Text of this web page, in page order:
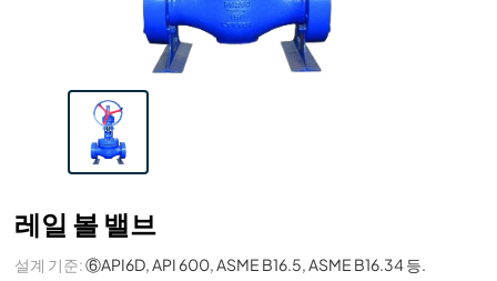
레일 볼 밸브
설계 기준:⑥API6D, API 600, ASME B16.5, ASME B16.34 등.